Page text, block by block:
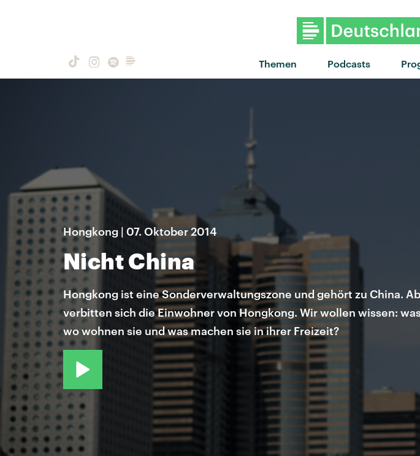
Themen Podcasts
Hongkong | 07. Oktober 2014
Nicht China
Hongkong ist eine Sonderverwaltungszone und gehört zu China.
verbitten sich die Einwohner von Hongkong. Wir wollen wissen:
wo wohnen sie und was machen sie in ihrer Freizeit?